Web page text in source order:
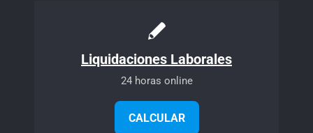
Liquidaciones Laborales
24 horas online
CALCULAR